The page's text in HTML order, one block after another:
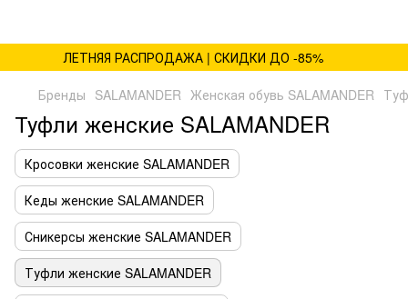
ЛЕТНЯЯ РАСПРОДАЖА | СКИДКИ ДО -85%
Бренды SALAMANDER Женская обувь SALAMANDER
Туфли женские SALAMANDER
Кросовки женские SALAMANDER
Кеды женские SALAMANDER
Сникерсы женские SALAMANDER
Туфли женские SALAMANDER